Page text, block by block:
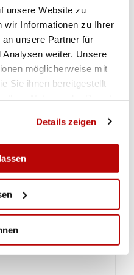
unsere Website zu
wir Informationen zu Ihrer
unsere Partner für
weiter. Unsere
möglicherweise mit
Sie ihnen bereitgestellt
Details zeigen